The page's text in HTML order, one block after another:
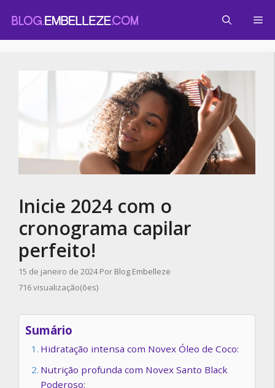
para
o
Inicie 2024 com o
cronograma capilar
perfeito!
15 de janeiro de 2024 Por Blog Embelleze
716 visualização(ões)
Sumário
Hidratação intensa com Novex Óleo de Coco:
Nutrição profunda com Novex Santo Black
Poderoso: